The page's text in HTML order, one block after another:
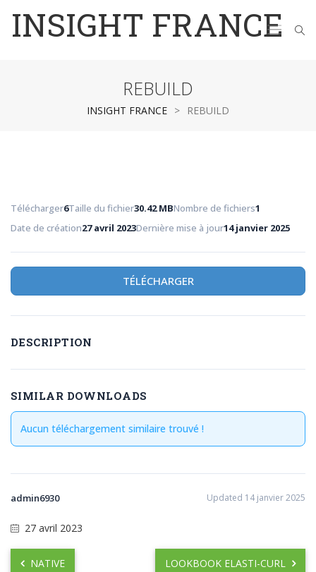
INSIGHT FRANCE
REBUILD
INSIGHT FRANCE > REBUILD
Télécharger6Taille du fichier30.42 MBNombre de fichiers1
Date de création27 avril 2023Dernière mise à jour14 janvier 2025
TÉLÉCHARGER
DESCRIPTION
SIMILAR DOWNLOADS
Aucun téléchargement similaire trouvé !
admin6930 Updated 14 janvier 2025
27 avril 2023
NATIVE LOOKBOOK ELASTI-CURL